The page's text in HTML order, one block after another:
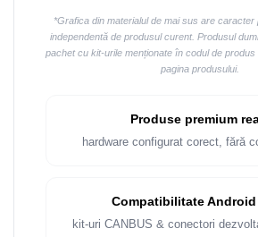
Rame adaptoare Audi
Rame adaptoare Seat
Rame adaptoare Volvo
*Grafica din materialul de mai sus are caracter
independentă de produsul curent. Produsul
pachet cu kit-urile menționate în codul de
pagina produsului.
Produse premium
hardware configurat corect, fără
Compatibilitate Android
kit-uri CANBUS & conectori